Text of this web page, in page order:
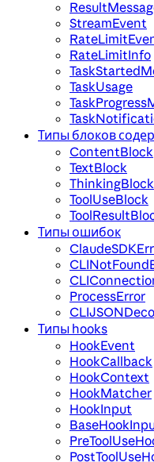
StreamEvent
RateLimitInfo
TaskUsage
Типы блоков
ContentBlock
TextBlock
ThinkingBlock
ToolUseBlock
Типы ошибок
ProcessError
Типы hooks
HookEvent
HookCallback
HookContext
HookMatcher
HookInput